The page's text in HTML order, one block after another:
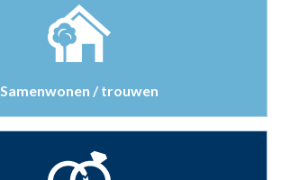
Samenwonen / trouwen